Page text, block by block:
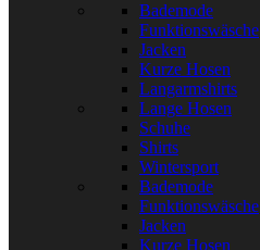
Bademode
Funktionswäsche
Jacken
Kurze Hosen
Langarmshirts
Lange Hosen
Schuhe
Shirts
Wintersport
Bademode
Funktionswäsche
Jacken
Kurze Hosen